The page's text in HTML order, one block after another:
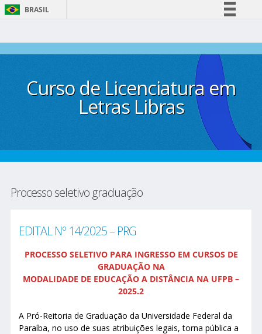
BRASIL
Comunica BR
Participe
Acesso à informação
Legislação
Canais
Curso de Licenciatura em
Letras Libras
Processo seletivo graduação
EDITAL Nº 14/2025 – PRG
PROCESSO SELETIVO PARA INGRESSO EM CURSOS DE
GRADUAÇÃO NA
MODALIDADE DE EDUCAÇÃO A DISTÂNCIA NA UFPB –
2025.2
A Pró-Reitoria de Graduação da Universidade Federal da
Paraíba, no uso de suas atribuições legais, torna pública a